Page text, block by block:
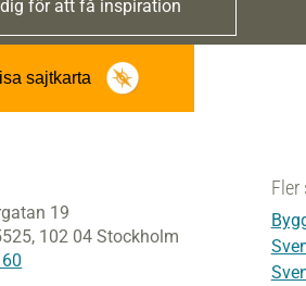
för att få inspiration
sajtkarta
19
102 04 Stockholm
Fler